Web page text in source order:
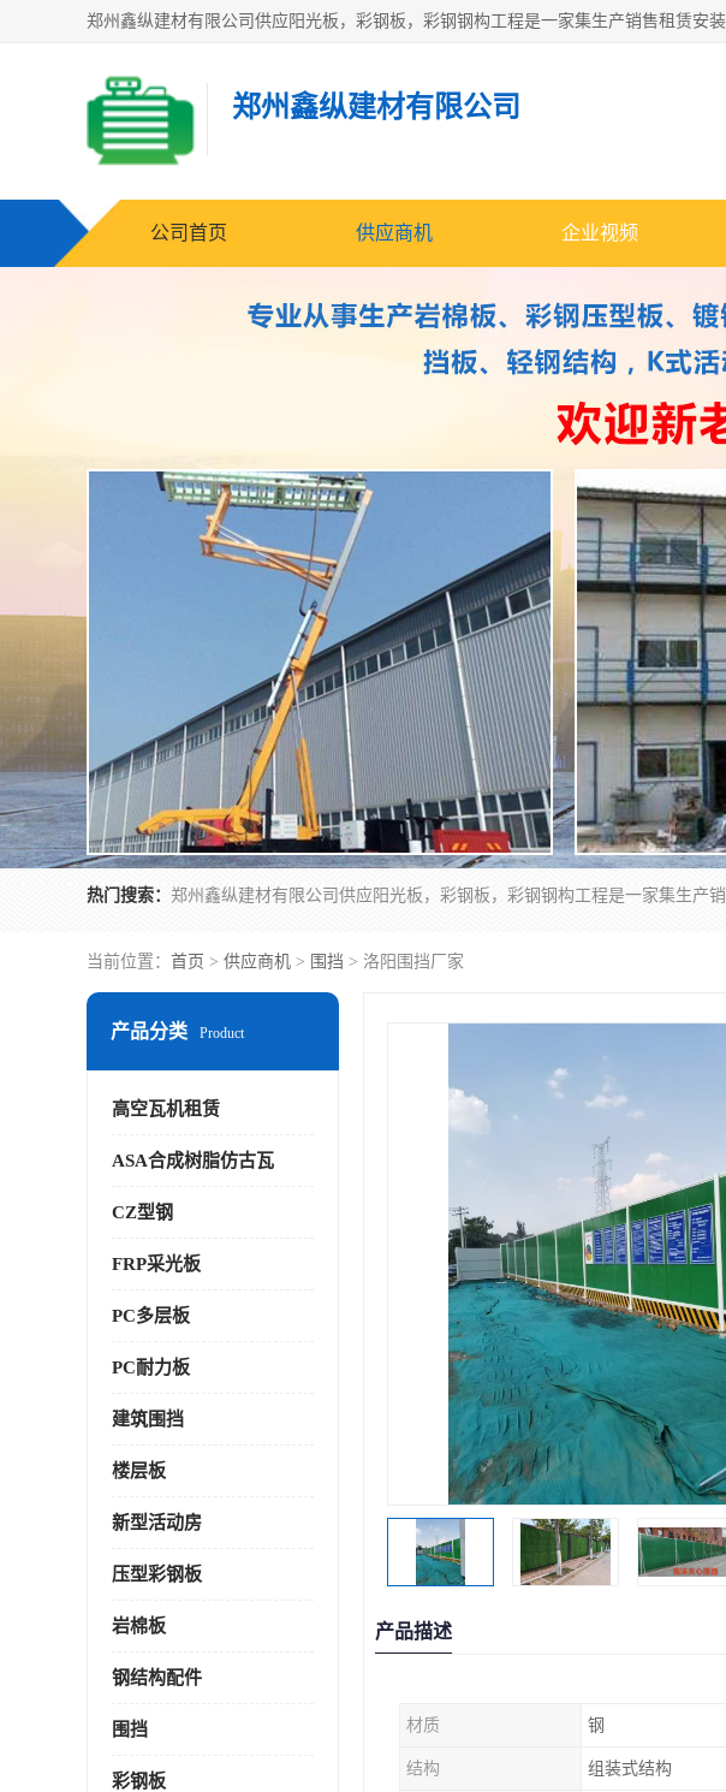
郑州鑫纵建材有限公司
公司首页 供应商机 企业视频
热门搜索：
当前位置： 首页 > 供应商机 > 围挡 > 洛阳围挡厂家
产品分类 Product
高空瓦机租赁
ASA合成树脂仿古瓦
CZ型钢
FRP采光板
PC多层板
PC耐力板
建筑围挡
楼层板
新型活动房
压型彩钢板
岩棉板
钢结构配件
围挡
彩钢板
产品描述
材质 钢
结构 组装式结构